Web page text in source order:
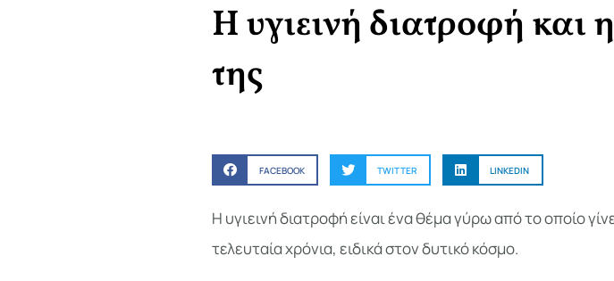
Η υγιεινή διατροφή και
της
FACEBOOK TWITTER LINKEDIN
Η υγιεινή διατροφή είναι ένα θέμα γύρω από το οποίο
τελευταία χρόνια, ειδικά στον δυτικό κόσμο.